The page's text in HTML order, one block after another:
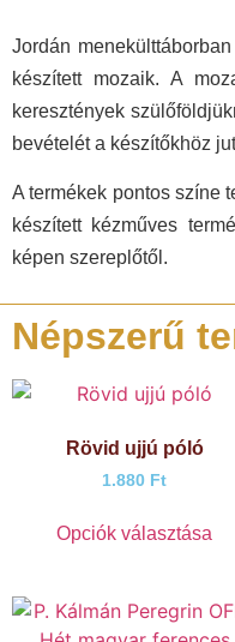
Jordán
készített mozaik. A
keresztények
bevételét a készítőkhöz
A termékek pontos színe
készített kézműves
képen szereplőtől.
Népszerű
Rövid ujjú póló
1.880 Ft
Opciók választása